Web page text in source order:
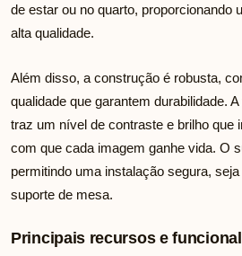
de estar ou no quarto, proporcionando
alta qualidade.
Além disso, a construção é robusta,
qualidade que garantem durabilidade. A
traz um nível de contraste e brilho que
com que cada imagem ganhe vida. O
permitindo uma instalação segura,
suporte de mesa.
Principais recursos e